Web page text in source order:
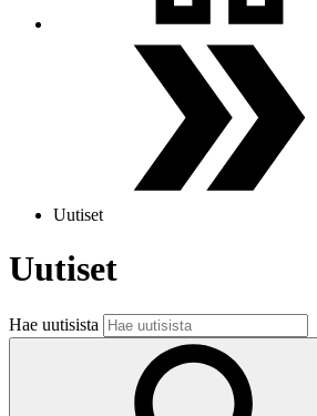
Uutiset
Uutiset
Hae uutisista